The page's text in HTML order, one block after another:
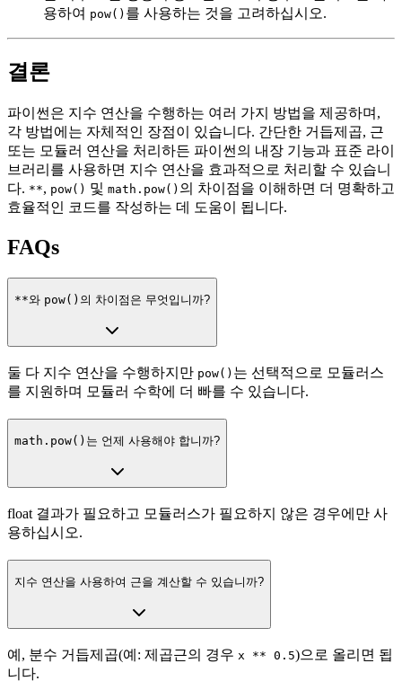
용하여 pow() 를 사용하는 것을 고려하십시오.
결론
파이썬은 지수 연산을 수행하는 여러 가지 방법을 제공하며,
각 방법에는 자체적인 장점이 있습니다. 간단한 거듭제곱, 근
또는 모듈러 연산을 처리하든 파이썬의 내장 기능과 표준 라이
브러리를 사용하면 지수 연산을 효과적으로 처리할 수 있습니
다. **, pow() 및 math.pow() 의 차이점을 이해하면 더 명확하고
효율적인 코드를 작성하는 데 도움이 됩니다.
FAQs
**와 pow() 의 차이점은 무엇입니까?
둘 다 지수 연산을 수행하지만 pow() 는 선택적으로 모듈러스
를 지원하며 모듈러 수학에 더 빠를 수 있습니다.
math.pow() 는 언제 사용해야 합니까?
float 결과가 필요하고 모듈러스가 필요하지 않은 경우에만 사
용하십시오.
지수 연산을 사용하여 근을 계산할 수 있습니까?
예, 분수 거듭제곱(예: 제곱근의 경우 x ** 0.5)으로 올리면 됩
니다.